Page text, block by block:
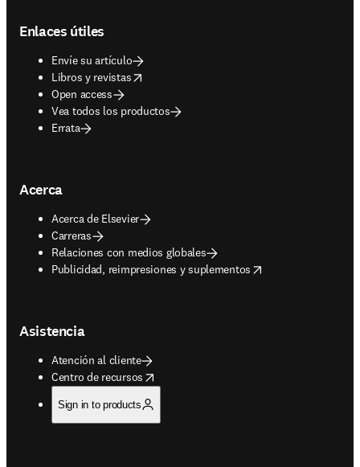
Enlaces útiles
Envíe su artículo
Libros y revistas
opens in new tab/window
Open access
Vea todos los productos
Errata
Acerca
Acerca de Elsevier
Carreras
Relaciones con medios globales
Publicidad, reimpresiones y suplementos
opens in new tab/window
Asistencia
Atención al cliente
Centro de recursos
opens in new tab/window
Sign in to products